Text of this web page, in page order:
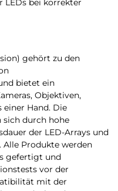
LEDs bei korrekter
gehört zu den
bietet ein
Objektiven,
Hand. Die
sich durch hohe
der LED-Arrays und
Alle Produkte werden
gefertigt und
vor der
mit der